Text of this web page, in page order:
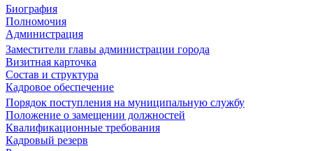
Биография
Полномочия
Администрация
Заместители главы администрации города
Визитная карточка
Состав и структура
Кадровое обеспечение
Порядок поступления на муниципальную службу
Положение о замещении должностей
Квалификационные требования
Кадровый резерв